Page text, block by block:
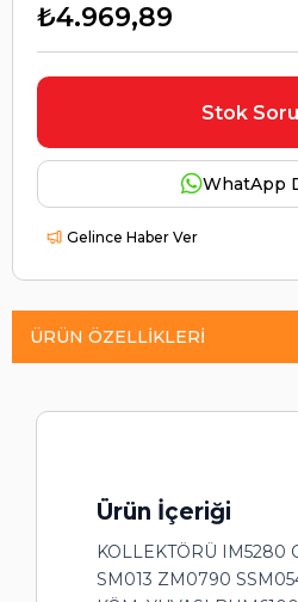
₺4.969,89
Stok
WhatApp
Gelince Haber Ver
ÜRÜN ÖZELLIKLERI
Ürün İçeriği
KOLLEKTÖRÜ IM5280
SM013 ZM0790